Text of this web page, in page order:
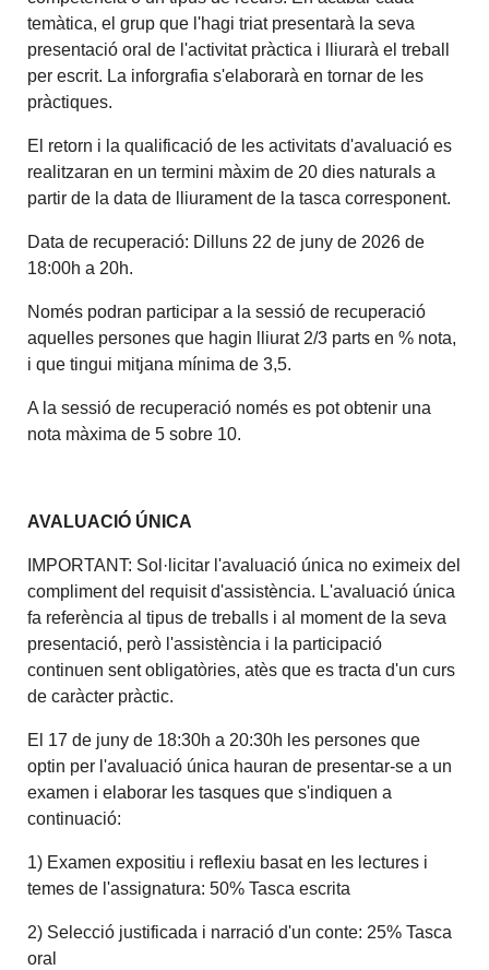
temàtica, el grup que l'hagi triat presentarà la seva
presentació oral de l'activitat pràctica i lliurarà el treball
per escrit. La inforgrafia s'elaborarà en tornar de les
pràctiques.
El retorn i la qualificació de les activitats d'avaluació es
realitzaran en un termini màxim de 20 dies naturals a
partir de la data de lliurament de la tasca corresponent.
Data de recuperació: Dilluns 22 de juny de 2026 de
18:00h a 20h.
Només podran participar a la sessió de recuperació
aquelles persones que hagin lliurat 2/3 parts en % nota,
i que tingui mitjana mínima de 3,5.
A la sessió de recuperació només es pot obtenir una
nota màxima de 5 sobre 10.
AVALUACIÓ ÚNICA
IMPORTANT: Sol·licitar l'avaluació única no eximeix del
compliment del requisit d'assistència. L'avaluació única
fa referència al tipus de treballs i al moment de la seva
presentació, però l'assistència i la participació
continuen sent obligatòries, atès que es tracta d'un curs
de caràcter pràctic.
El 17 de juny de 18:30h a 20:30h les persones que
optin per l'avaluació única hauran de presentar-se a un
examen i elaborar les tasques que s'indiquen a
continuació:
1) Examen expositiu i reflexiu basat en les lectures i
temes de l'assignatura: 50% Tasca escrita
2) Selecció justificada i narració d'un conte: 25% Tasca
oral